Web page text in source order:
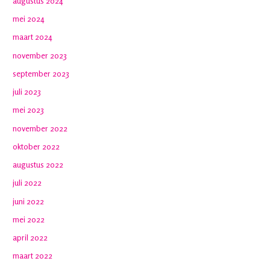
mei 2024
maart 2024
november 2023
september 2023
juli 2023
mei 2023
november 2022
oktober 2022
augustus 2022
juli 2022
juni 2022
mei 2022
april 2022
maart 2022